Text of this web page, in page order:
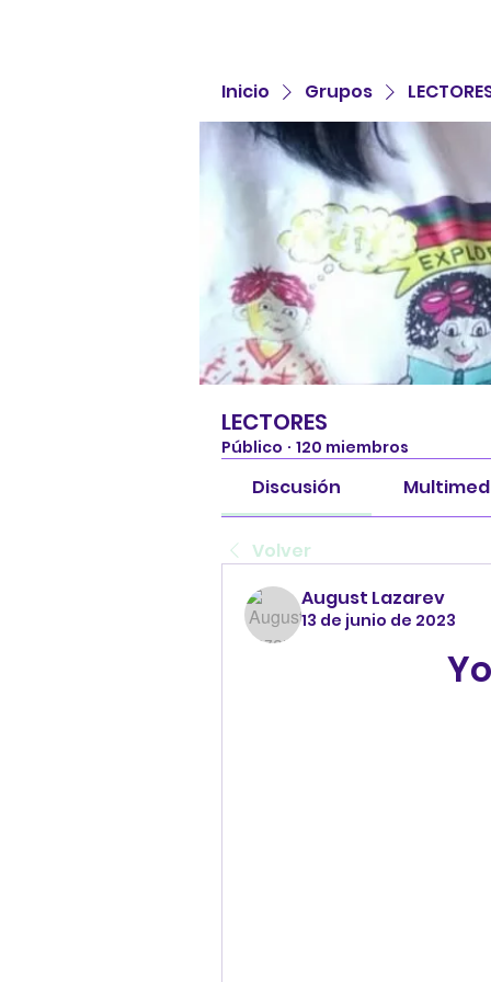
Inicio Grupos
LECTORES
Público · 120 miembros
Discusión
Volver
August Lazarev
13 de junio de 2023